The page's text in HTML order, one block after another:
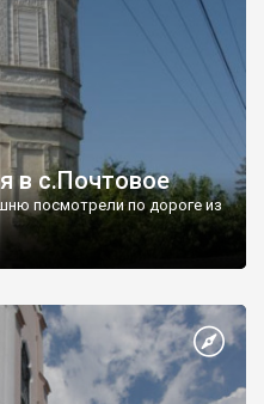
в с.Почтовое
посмотрели по дороге из